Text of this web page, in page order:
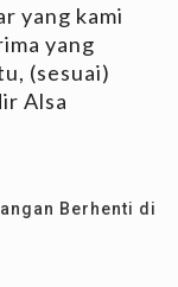
yang kami
yang
(sesuai)
Alsa
Berhenti di